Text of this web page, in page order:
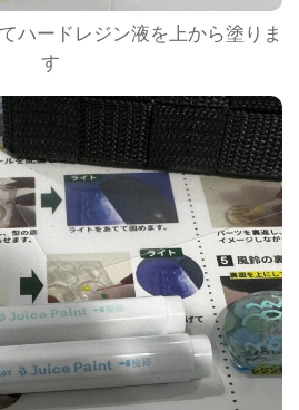
ハードレジン液を上から塗りま
す